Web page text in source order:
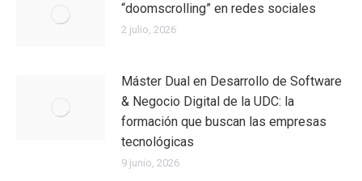
“doomscrolling” en redes sociales
2 julio, 2026
Máster Dual en Desarrollo de Software
& Negocio Digital de la UDC: la
formación que buscan las empresas
tecnológicas
9 junio, 2026